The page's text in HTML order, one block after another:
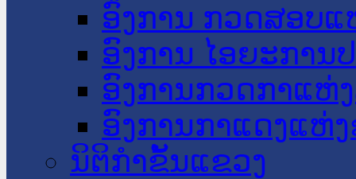
ອົງການ ກວດສອບແ
ອົງການ ໄອຍະການ
ອົງການກວດກາແຫ່
ອົງການກາແດງແຫ່
ນິຕິກໍາຂັ້ນແຂວງ